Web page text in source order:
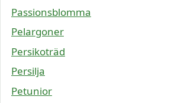
Passionsblomma
Pelargoner
Persikoträd
Persilja
Petunior